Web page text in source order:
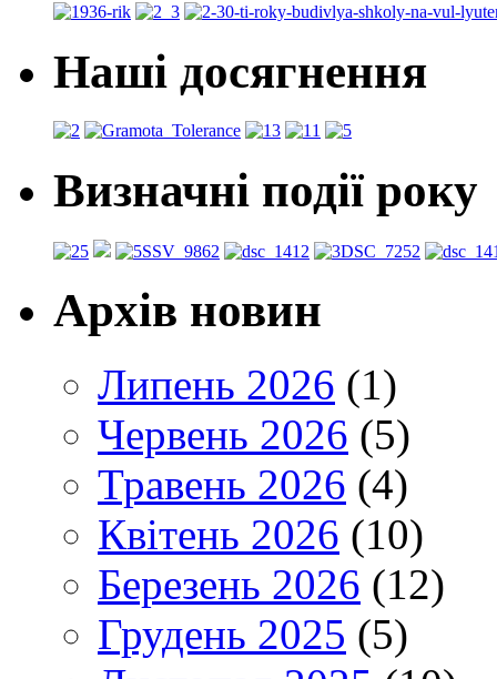
Наші досягнення
Визначні події року
Архів новин
Липень 2026 (1)
Червень 2026 (5)
Травень 2026 (4)
Квітень 2026 (10)
Березень 2026 (12)
Грудень 2025 (5)